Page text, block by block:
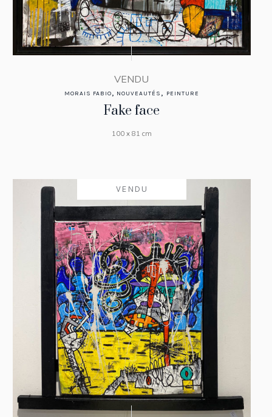
VENDU
MORAIS FABIO, NOUVEAUTÉS , PEINTURE
Fake face
100 x 81 cm
VENDU